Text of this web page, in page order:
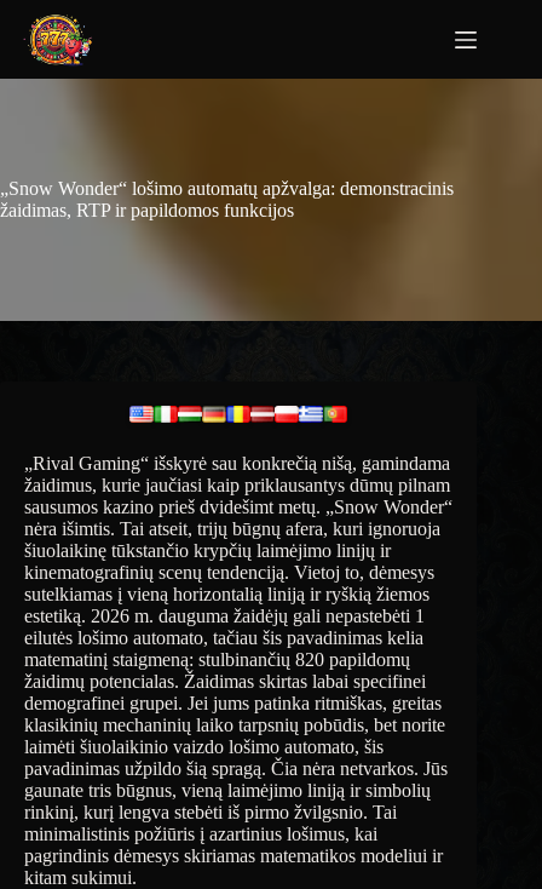
„Snow Wonder“ lošimo automatų apžvalga: demonstracinis
žaidimas, RTP ir papildomos funkcijos
„Rival Gaming“ išskyrė sau konkrečią nišą, gamindama
žaidimus, kurie jaučiasi kaip priklausantys dūmų pilnam
sausumos kazino prieš dvidešimt metų. „Snow Wonder“
nėra išimtis. Tai atseit, trijų būgnų afera, kuri ignoruoja
šiuolaikinę tūkstančio krypčių laimėjimo linijų ir
kinematografinių scenų tendenciją. Vietoj to, dėmesys
sutelkiamas į vieną horizontalią liniją ir ryškią žiemos
estetiką. 2026 m. dauguma žaidėjų gali nepastebėti 1
eilutės lošimo automato, tačiau šis pavadinimas kelia
matematinį staigmeną: stulbinančių 820 papildomų
žaidimų potencialas. Žaidimas skirtas labai specifinei
demografinei grupei. Jei jums patinka ritmiškas, greitas
klasikinių mechaninių laiko tarpsnių pobūdis, bet norite
laimėti šiuolaikinio vaizdo lošimo automato, šis
pavadinimas užpildo šią spragą. Čia nėra netvarkos. Jūs
gaunate tris būgnus, vieną laimėjimo liniją ir simbolių
rinkinį, kurį lengva stebėti iš pirmo žvilgsnio. Tai
minimalistinis požiūris į azartinius lošimus, kai
pagrindinis dėmesys skiriamas matematikos modeliui ir
kitam sukimui.